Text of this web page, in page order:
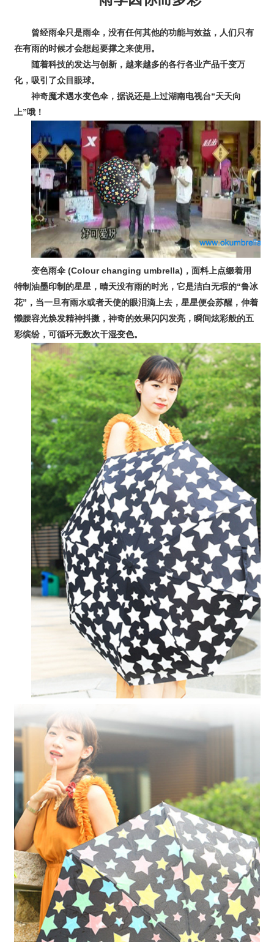
曾经雨伞只是雨伞，没有任何其他的功能与效益，人们只有
在有雨的时候才会想起要撑之来使用。
随着科技的发达与创新，越来越多的各行各业产品千变万
化，吸引了众目眼球。
神奇魔术遇水变色伞，据说还是上过湖南电视台“天天向
上”哦！
变色雨伞(Colour changing umbrella) ，面料上点缀着用
特制油墨印制的星星，晴天没有雨的时光，它是洁白无瑕的“鲁冰
花”，当一旦有雨水或者天使的眼泪滴上去，星星便会苏醒，伸着
懒腰容光焕发精神抖擞，神奇的效果闪闪发亮，瞬间炫彩般的五
彩缤纷，可循环无数次干湿变色。